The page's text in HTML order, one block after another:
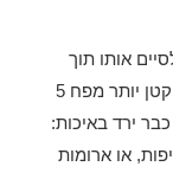
אותו תוך
4–8 שבועות. משפחה קטנה? עדיף בקבוק קטן יותר מפח 5
ירד באיכות:
או ארומות